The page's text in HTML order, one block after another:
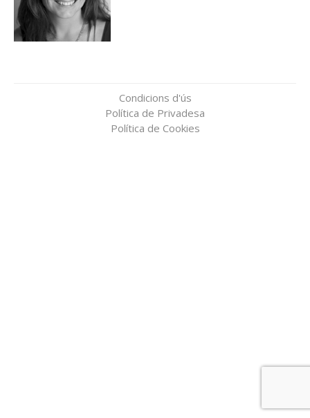
Condicions d'ús
Política de Privadesa
Política de Cookies